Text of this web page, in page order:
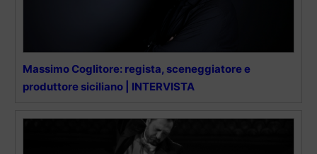
Massimo Coglitore: regista, sceneggiatore e
produttore siciliano | INTERVISTA